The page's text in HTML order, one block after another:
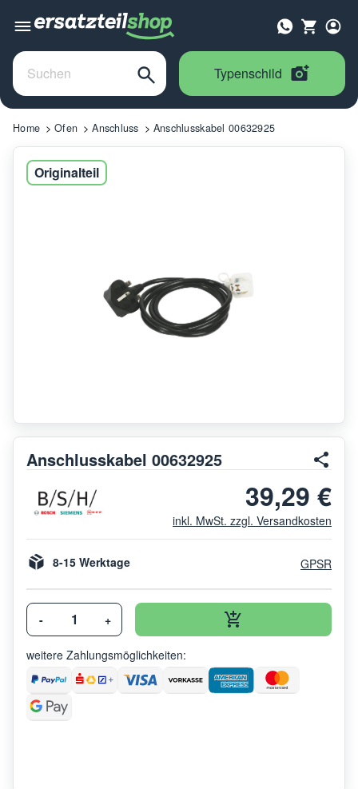
Typenschild
Home Ofen Anschluss Anschlusskabel 00632925
Originalteil
Anschlusskabel 00632925
39,29 €
inkl. MwSt. zzgl. Versandkosten
8-15 Werktage GPSR
- +
weitere Zahlungsmöglichkeiten: